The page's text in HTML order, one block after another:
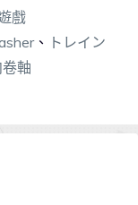
戲
、 トレイン
軸